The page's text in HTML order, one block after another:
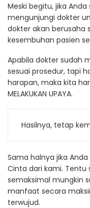
Meski begitu, jika
mengunjungi dokter
dokter akan berusaha
kesembuhan pasien
Apabila dokter sudah
sesuai prosedur, tapi
harapan, maka kita
MELAKUKAN UPAYA.
Hasilnya, tetap
Sama halnya jika
Cinta dari kami. Tentu
semaksimal mungkin
manfaat secara
terwujud.